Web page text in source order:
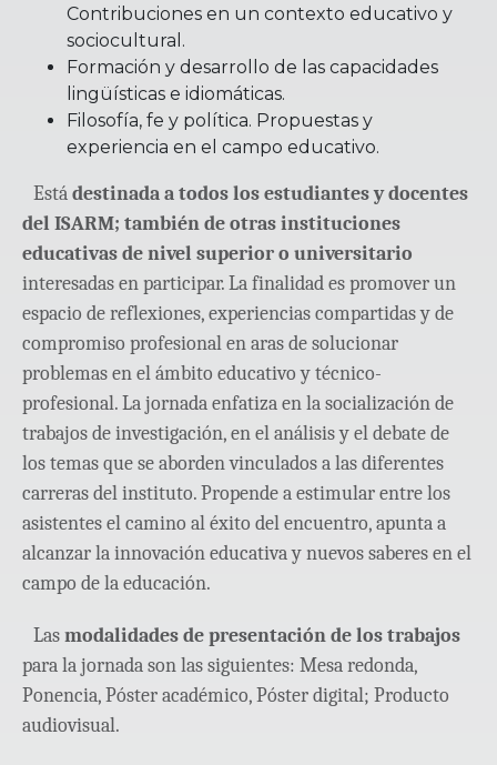
Contribuciones en un contexto educativo y
sociocultural.
Formación y desarrollo de las capacidades
lingüísticas e idiomáticas.
Filosofía, fe y política. Propuestas y
experiencia en el campo educativo.
Estádestinada a todos los estudiantes y docentes
del ISARM; también de otras instituciones
educativas de nivel superior o universitario
interesadas en participar. La finalidad es promover un
espacio de reflexiones, experiencias compartidas y de
compromiso profesional en aras de solucionar
problemas en el ámbito educativo y técnico-
profesional. La jornada enfatiza en la socialización de
trabajos de investigación, en el análisis y el debate de
los temas que se aborden vinculados a las diferentes
carreras del instituto. Propende a estimular entre los
asistentes el camino al éxito del encuentro, apunta a
alcanzar la innovación educativa y nuevos saberes en el
campo de la educación.
Lasmodalidades de presentación de los trabajos
para la jornada son las siguientes: Mesa redonda,
Ponencia, Póster académico, Póster digital; Producto
audiovisual.